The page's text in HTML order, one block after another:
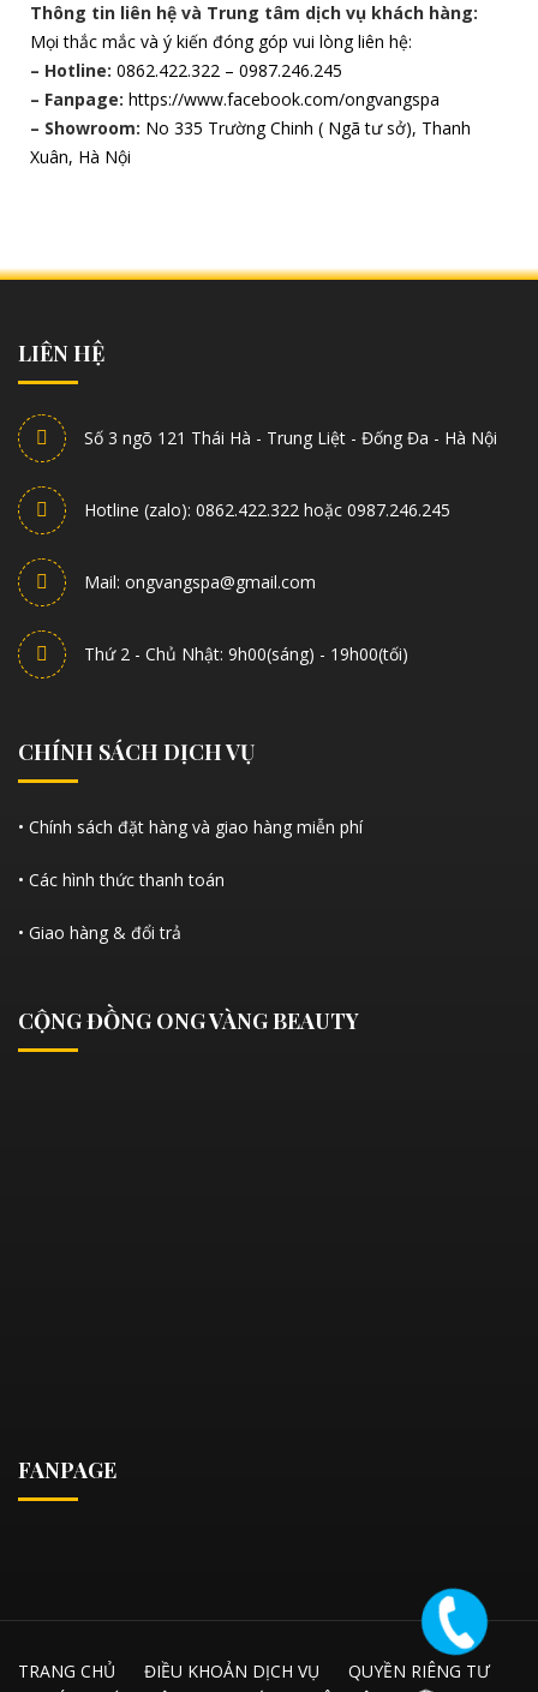
Thông tin liên hệ và Trung tâm dịch vụ khách hàng:
Mọi thắc mắc và ý kiến đóng góp vui lòng liên hệ:
– Hotline: 0862.422.322 – 0987.246.245
– Fanpage: https://www.facebook.com/ongvangspa
– Showroom: No 335 Trường Chinh ( Ngã tư sở), Thanh
Xuân, Hà Nội
LIÊN HỆ
Số 3 ngõ 121 Thái Hà - Trung Liệt - Đống Đa - Hà Nội
Hotline (zalo): 0862.422.322 hoặc 0987.246.245
Mail: ongvangspa@gmail.com
Thứ 2 - Chủ Nhật: 9h00(sáng) - 19h00(tối)
CHÍNH SÁCH DỊCH VỤ
• Chính sách đặt hàng và giao hàng miễn phí
• Các hình thức thanh toán
• Giao hàng & đổi trả
CỘNG ĐỒNG ONG VÀNG BEAUTY
FANPAGE
TRANG CHỦ ĐIỀU KHOẢN DỊCH VỤ
QUYỀN RIÊNG TƯ